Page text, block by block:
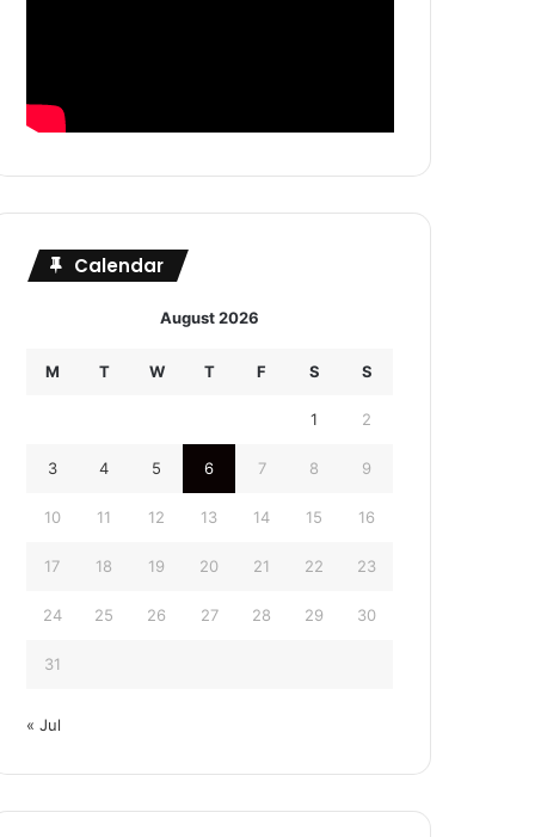
Calendar
August 2026
M T W T F S S
1 2
3 4 5 6 7 8 9
10 11 12 13 14 15 16
17 18 19 20 21 22 23
24 25 26 27 28 29 30
31
« Jul